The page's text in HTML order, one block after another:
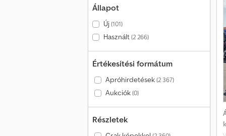
Állapot
Új(101)
Használt(2 266)
Értékesítési formátum
Apróhirdetések(2 367)
Aukciók(0)
Részletek